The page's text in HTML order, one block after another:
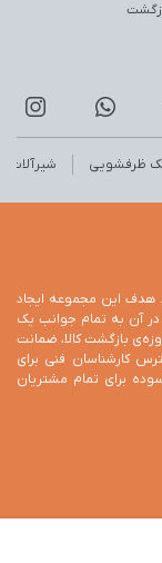
ظرفشویی شیرآلات
هدف این مجموعه ایجاد
آن به تمام جوانب یک
مطمئن توجه شده باشد. در همین راستا ضمانت 7 روزه‌ی بازگشت کالا، ضمانت
کارشناسان فنی برای
برای تمام مشتریان